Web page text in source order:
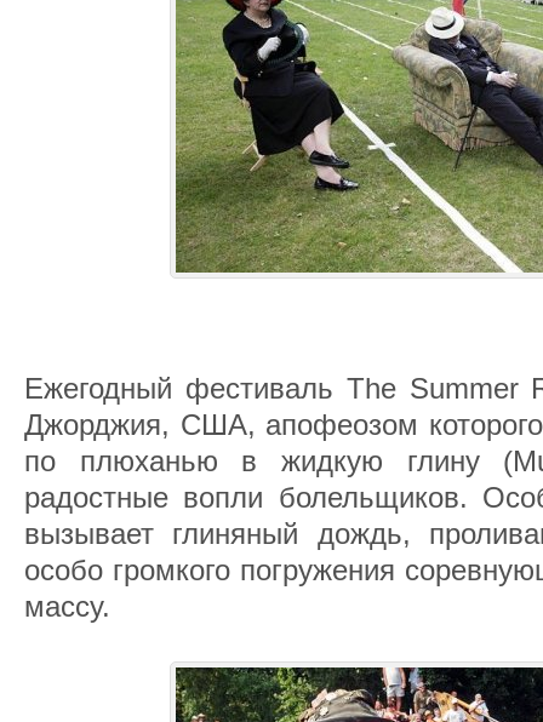
Ежегодный фестиваль The Summer
Джорджия, США, апофеозом которого
по плюханью в жидкую глину
радостные вопли болельщиков.
вызывает глиняный дождь,
особо громкого погружения
массу.